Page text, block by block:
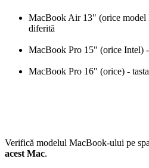
MacBook Air 13" (orice
diferită
MacBook Pro 15" (orice Intel)
MacBook Pro 16" (orice) -
Verifică modelul MacBook-ului pe
acest Mac.